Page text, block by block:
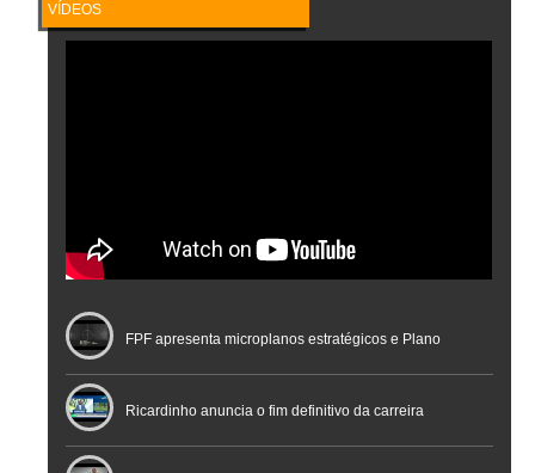
VÍDEOS
FPF apresenta microplanos estratégicos e Plano
Nacional de Arbitragem
Ricardinho anuncia o fim definitivo da carreira